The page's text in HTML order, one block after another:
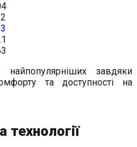
завдяки
та доступності на
технології